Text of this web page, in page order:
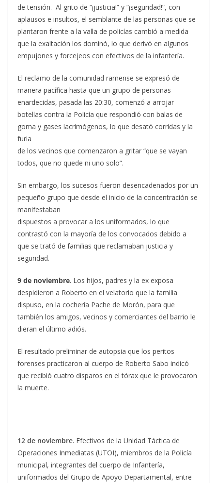
de tensión. Al grito de “¡justicia!” y “¡seguridad!”, con
aplausos e insultos, el semblante de las personas que se
plantaron frente a la valla de policías cambió a medida
que la exaltación los dominó, lo que derivó en algunos
empujones y forcejeos con efectivos de la infantería.
El reclamo de la comunidad ramense se expresó de
manera pacífica hasta que un grupo de personas
enardecidas, pasada las 20:30, comenzó a arrojar
botellas contra la Policía que respondió con balas de
goma y gases lacrimógenos, lo que desató corridas y la
furia
de los vecinos que comenzaron a gritar “que se vayan
todos, que no quede ni uno solo”.
Sin embargo, los sucesos fueron desencadenados por un
pequeño grupo que desde el inicio de la concentración se
manifestaban
dispuestos a provocar a los uniformados, lo que
contrastó con la mayoría de los convocados debido a
que se trató de familias que reclamaban justicia y
seguridad.
9 de noviembre. Los hijos, padres y la ex exposa
despidieron a Roberto en el velatorio que la familia
dispuso, en la cochería Pache de Morón, para que
también los amigos, vecinos y comerciantes del barrio le
dieran el último adiós.
El resultado preliminar de autopsia que los peritos
forenses practicaron al cuerpo de Roberto Sabo indicó
que recibió cuatro disparos en el tórax que le provocaron
la muerte.
12 de noviembre. Efectivos de la Unidad Táctica de
Operaciones Inmediatas (UTOI), miembros de la Policía
municipal, integrantes del cuerpo de Infantería,
uniformados del Grupo de Apoyo Departamental, entre